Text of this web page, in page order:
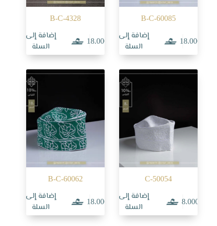
B-C-60085
18.000
إضافة إلى
السلة
B-C-4328
18.000
إضافة إلى
السلة
C-50054
8.000
إضافة إلى
السلة
B-C-60062
18.000
إضافة إلى
السلة